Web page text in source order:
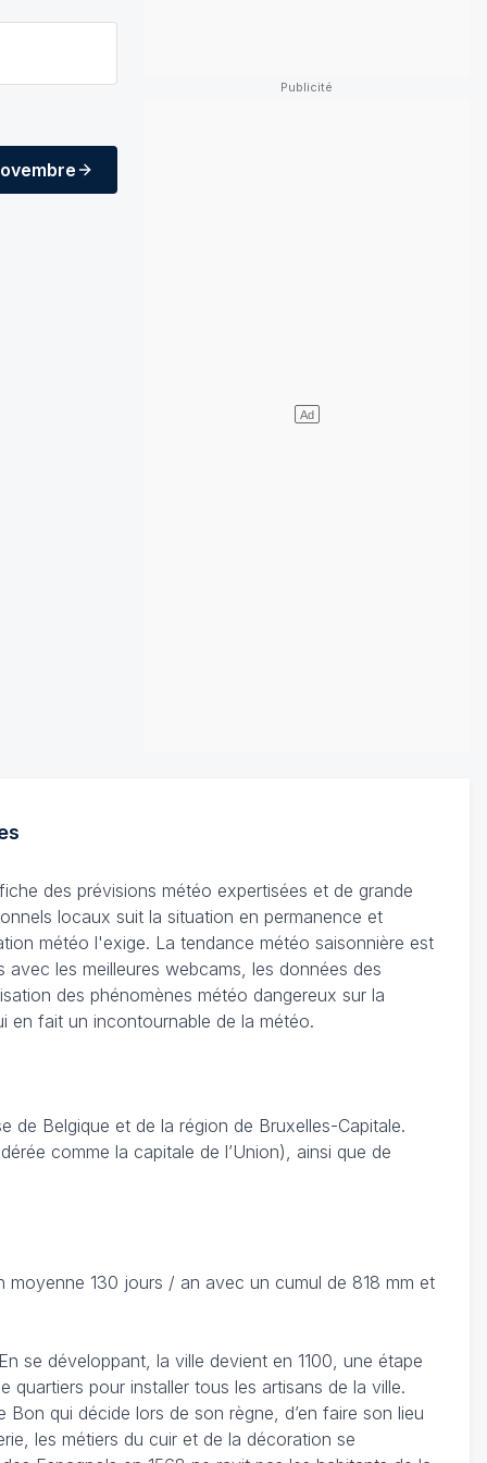
des prévisions météo expertisées et de grande
locaux suit la situation en permanence et
météo l'exige. La tendance météo saisonnière est
les meilleures webcams, les données des
des phénomènes météo dangereux sur la
en fait un incontournable de la météo.
de Belgique et de la région de Bruxelles-Capitale.
comme la capitale de l’Union), ainsi que de
130 jours / an avec un cumul de 818 mm et
se développant, la ville devient en 1100, une étape
pour installer tous les artisans de la ville.
qui décide lors de son règne, d’en faire son lieu
les métiers du cuir et de la décoration se